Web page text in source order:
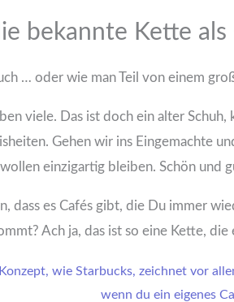
bekannte Kette
… oder wie man Teil von einem
viele. Das ist doch ein alter
Gehen wir ins Eingemachte
einzigartig bleiben. Schön und
dass es Cafés gibt, die Du immer
Ach ja, das ist so eine Kette, die